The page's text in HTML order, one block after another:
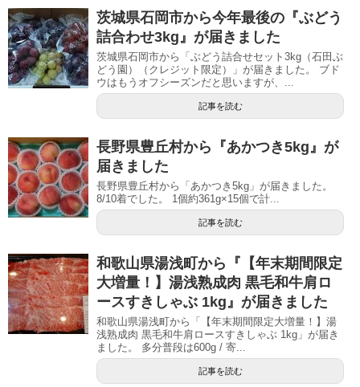
茨城県石岡市から今年最後の『ぶどう
詰合わせ3kg』が届きました
茨城県石岡市から「ぶどう詰合せセット3kg（石田ぶ
どう園）（クレジット限定）」が届きました。 ブド
ウはもうオフシーズンだと思いますが、...
記事を読む
長野県豊丘村から『あかつき5kg』が
届きました
長野県豊丘村から「あかつき5kg」が届きました。
8/10着でした。 1個約361g×15個で計...
記事を読む
和歌山県湯浅町から『【年末期間限定
大増量！】湯浅熟成肉 黒毛和牛肩ロ
ースすきしゃぶ 1kg』が届きました
和歌山県湯浅町から「【年末期間限定大増量！】湯
浅熟成肉 黒毛和牛肩ロースすきしゃぶ 1kg」が届き
ました。 多分普段は600g / 寄...
記事を読む